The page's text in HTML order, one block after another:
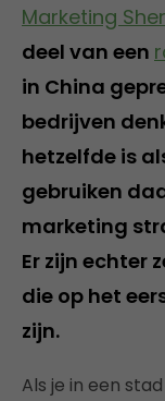
Marketing
deel van een
in China
bedrijven
hetzelfde is
gebruiken
marketing
Er zijn echter
die op het
zijn.
Als je in een